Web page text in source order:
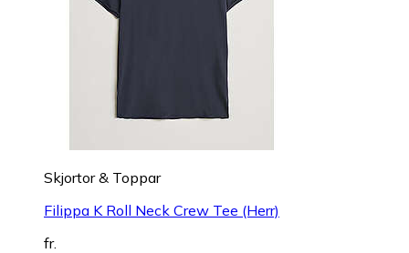
Skjortor & Toppar
Filippa K Roll Neck Crew Tee (Herr)
fr.